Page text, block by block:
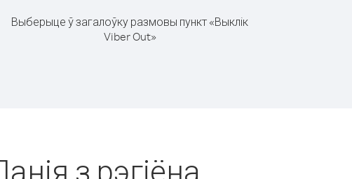
Выберыце ў загалоўку размовы пункт «Выклік
Viber Out»
з рэгіёна